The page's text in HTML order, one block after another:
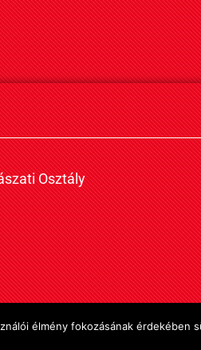
Osztály
élmény fokozásának